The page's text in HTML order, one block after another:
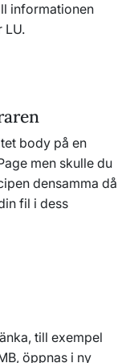
informationen
LU.
body på en
men skulle du
densamma då
fil i dess
till exempel
öppnas i ny